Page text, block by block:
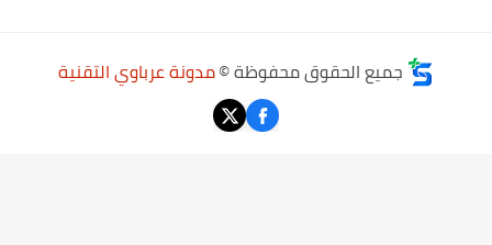
جميع الحقوق محفوظة ©مدونة عرباوي التقنية